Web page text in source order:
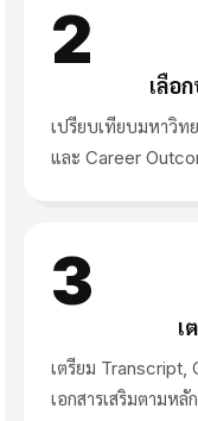
2
เลือ
เปรียบเทียบมหาวิทย
และ Career
3
เ
เตรียม Transcript,
เอกสารเสริมตามหลั